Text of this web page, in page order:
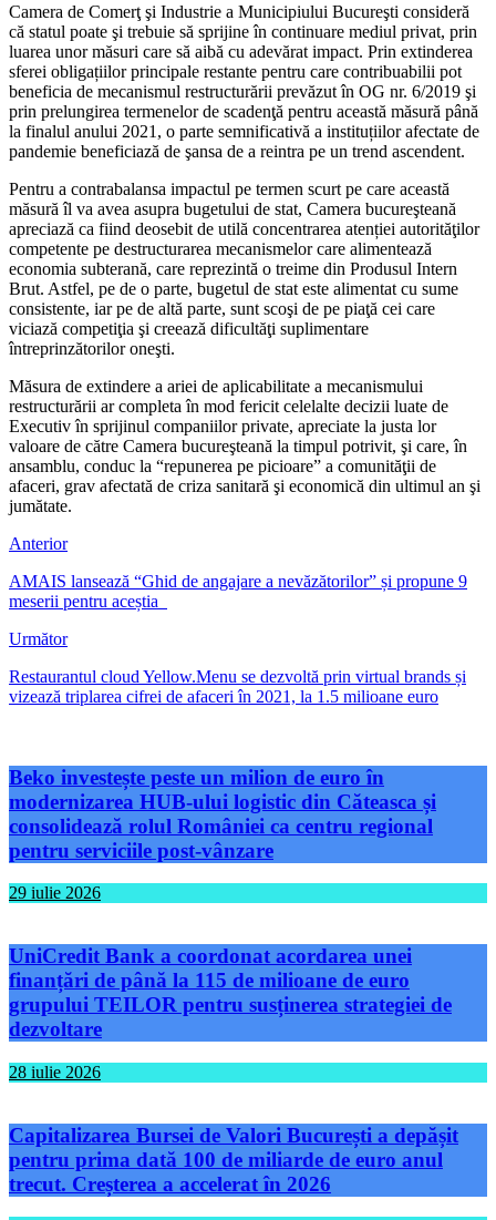
Camera de Comerţ şi Industrie a Municipiului Bucureşti consideră
că statul poate şi trebuie să sprijine în continuare mediul privat, prin
luarea unor măsuri care să aibă cu adevărat impact. Prin extinderea
sferei obligațiilor principale restante pentru care contribuabilii pot
beneficia de mecanismul restructurării prevăzut în OG nr. 6/2019 şi
prin prelungirea termenelor de scadenţă pentru această măsură până
la finalul anului 2021, o parte semnificativă a instituțiilor afectate de
pandemie beneficiază de şansa de a reintra pe un trend ascendent.
Pentru a contrabalansa impactul pe termen scurt pe care această
măsură îl va avea asupra bugetului de stat, Camera bucureşteană
apreciază ca fiind deosebit de utilă concentrarea atenției autorităţilor
competente pe destructurarea mecanismelor care alimentează
economia subterană, care reprezintă o treime din Produsul Intern
Brut. Astfel, pe de o parte, bugetul de stat este alimentat cu sume
consistente, iar pe de altă parte, sunt scoşi de pe piaţă cei care
viciază competiţia şi creează dificultăţi suplimentare
întreprinzătorilor oneşti.
Măsura de extindere a ariei de aplicabilitate a mecanismului
restructurării ar completa în mod fericit celelalte decizii luate de
Executiv în sprijinul companiilor private, apreciate la justa lor
valoare de către Camera bucureşteană la timpul potrivit, şi care, în
ansamblu, conduc la “repunerea pe picioare” a comunităţii de
afaceri, grav afectată de criza sanitară şi economică din ultimul an şi
jumătate.
Anterior
AMAIS lansează “Ghid de angajare a nevăzătorilor” și propune 9
meserii pentru aceștia
Următor
Restaurantul cloud Yellow.Menu se dezvoltă prin virtual brands și
vizează triplarea cifrei de afaceri în 2021, la 1.5 milioane euro
Beko investește peste un milion de euro în
modernizarea HUB-ului logistic din Căteasca și
consolidează rolul României ca centru regional
pentru serviciile post-vânzare
29 iulie 2026
UniCredit Bank a coordonat acordarea unei
finanțări de până la 115 de milioane de euro
grupului TEILOR pentru susținerea strategiei de
dezvoltare
28 iulie 2026
Capitalizarea Bursei de Valori București a depășit
pentru prima dată 100 de miliarde de euro anul
trecut. Creșterea a accelerat în 2026